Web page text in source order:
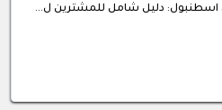
اسطنبول: دليل شامل للمشترين ل…